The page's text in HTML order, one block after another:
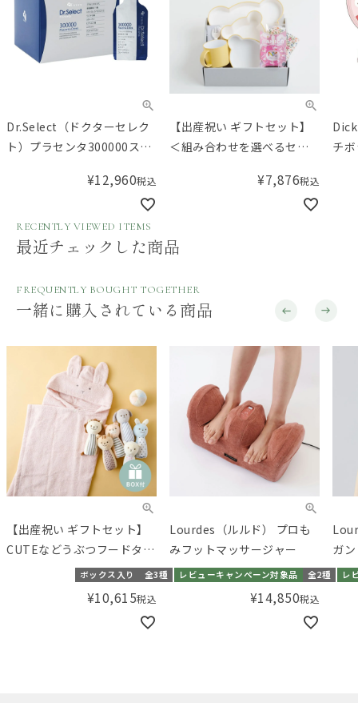
Dr.Select（ドクターセレク
ト）プラセンタ300000スマ
¥12,960税込
【出産祝い ギフトセット】
＜組み合わせを選べるセッ
ィッシュ 楽しいお食事ギフ
ト／Amingオリジナルセッ
¥7,876税込
チ
RECENTLY VIEWED ITEMS
最近チェックした商品
FREQUENTLY BOUGHT TOGETHER
一緒に購入されている商品
【出産祝い ギフトセット】
CUTEなどうぶつフードタオ
ルと布おもちゃのセット
【ギフトボックス入り】／
Amingオリジナルセット
ボックス入り 全3種
¥10,615税込
Lourdes（ルルド） プロも
みフットマッサージャー
レビューキャンペーン対象品 全2種
¥14,850税込
ガ
レ